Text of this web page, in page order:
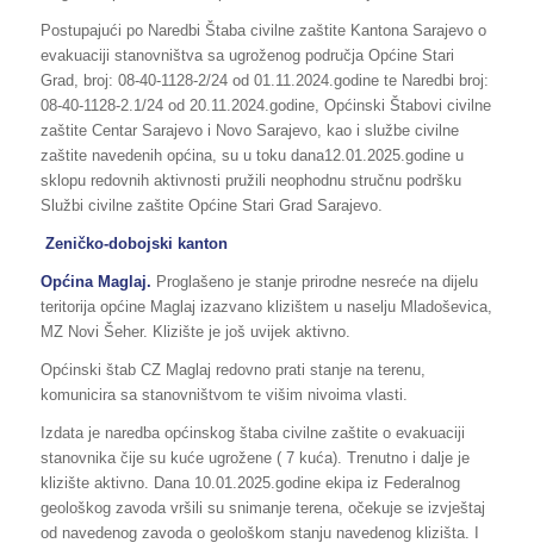
Postupajući po Naredbi Štaba civilne zaštite Kantona Sarajevo o
evakuaciji stanovništva sa ugroženog područja Općine Stari
Grad, broj: 08-40-1128-2/24 od 01.11.2024.godine te Naredbi broj:
08-40-1128-2.1/24 od 20.11.2024.godine, Općinski Štabovi civilne
zaštite Centar Sarajevo i Novo Sarajevo, kao i službe civilne
zaštite navedenih općina, su u toku dana12.01.2025.godine u
sklopu redovnih aktivnosti pružili neophodnu stručnu podršku
Službi civilne zaštite Općine Stari Grad Sarajevo.
Zeničko-dobojski kanton
Općina Maglaj. Proglašeno je stanje prirodne nesreće na dijelu
teritorija općine Maglaj izazvano klizištem u naselju Mladoševica,
MZ Novi Šeher. Klizište je još uvijek aktivno.
Općinski štab CZ Maglaj redovno prati stanje na terenu,
komunicira sa stanovništvom te višim nivoima vlasti.
Izdata je naredba općinskog štaba civilne zaštite o evakuaciji
stanovnika čije su kuće ugrožene ( 7 kuća). Trenutno i dalje je
klizište aktivno. Dana 10.01.2025.godine ekipa iz Federalnog
geološkog zavoda vršili su snimanje terena, očekuje se izvještaj
od navedenog zavoda o geološkom stanju navedenog klizišta. I